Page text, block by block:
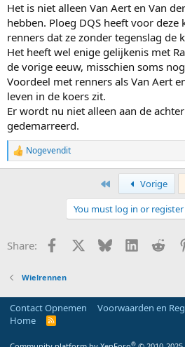
Het is niet alleen Van Aert en Van
hebben. Ploeg DQS heeft voor deze
renners dat ze zonder tegenslag de
Het heeft wel enige gelijkenis met
de vorige eeuw, misschien soms
Voordeel met renners als Van Aert
leven in de koers zit.
Er wordt nu niet alleen aan de
gedemarreerd.
R
e
s
Nogevendit
Vorige
You must log in or
Share: Facebook Bluesky LinkedIn
Wielrennen
Contact Opnemen Voorwaarden en
Home
R
®